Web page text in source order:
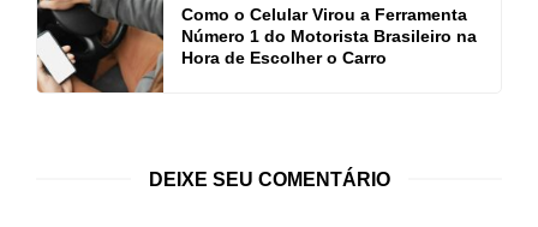
Como o Celular Virou a Ferramenta
Número 1 do Motorista Brasileiro na
Hora de Escolher o Carro
DEIXE SEU COMENTÁRIO